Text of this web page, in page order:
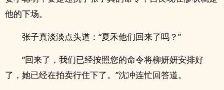
他的下场。
张子真淡淡点头道：“夏禾他们回来了吗？”
“回来了，我们已经按照您的命令将柳妍妍安排好
了，她已经在拍卖行住下了。”沈冲连忙回答道。